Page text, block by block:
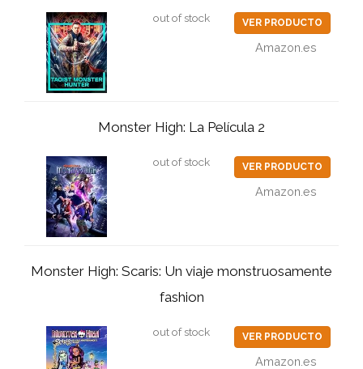
out of stock VER PRODUCTO
Amazon.es
Monster High: La Película 2
out of stock VER PRODUCTO
Amazon.es
Monster High: Scaris: Un viaje monstruosamente
fashion
out of stock VER PRODUCTO
Amazon.es